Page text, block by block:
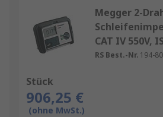
Megger 2-
CAT IV 550V,
RS Best.-Nr. 194-
Stück
906,25 €
(ohne MwSt.)